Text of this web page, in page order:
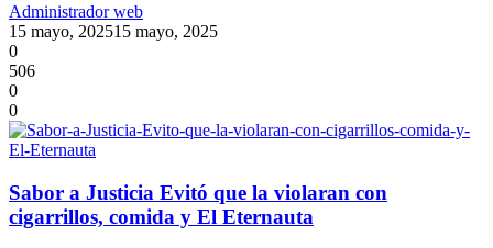
Administrador web
15 mayo, 202515 mayo, 2025
0
506
0
0
Sabor a Justicia Evitó que la violaran con
cigarrillos, comida y El Eternauta